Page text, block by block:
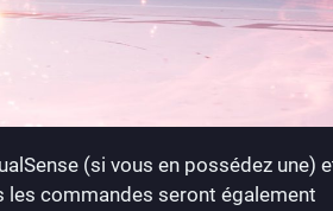
(si vous en possédez une)
commandes seront également